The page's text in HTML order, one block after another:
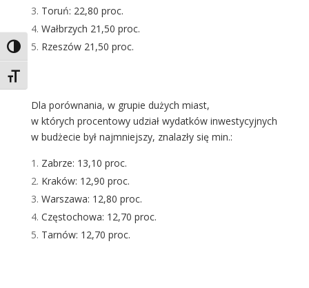
Toggle High Contrast
Toggle Font size
Toruń: 22,80 proc.
Wałbrzych 21,50 proc.
Rzeszów 21,50 proc.
Dla porównania, w grupie dużych miast,
w których procentowy udział wydatków inwestycyjnych
w budżecie był najmniejszy, znalazły się min.:
Zabrze: 13,10 proc.
Kraków: 12,90 proc.
Warszawa: 12,80 proc.
Częstochowa: 12,70 proc.
Tarnów: 12,70 proc.